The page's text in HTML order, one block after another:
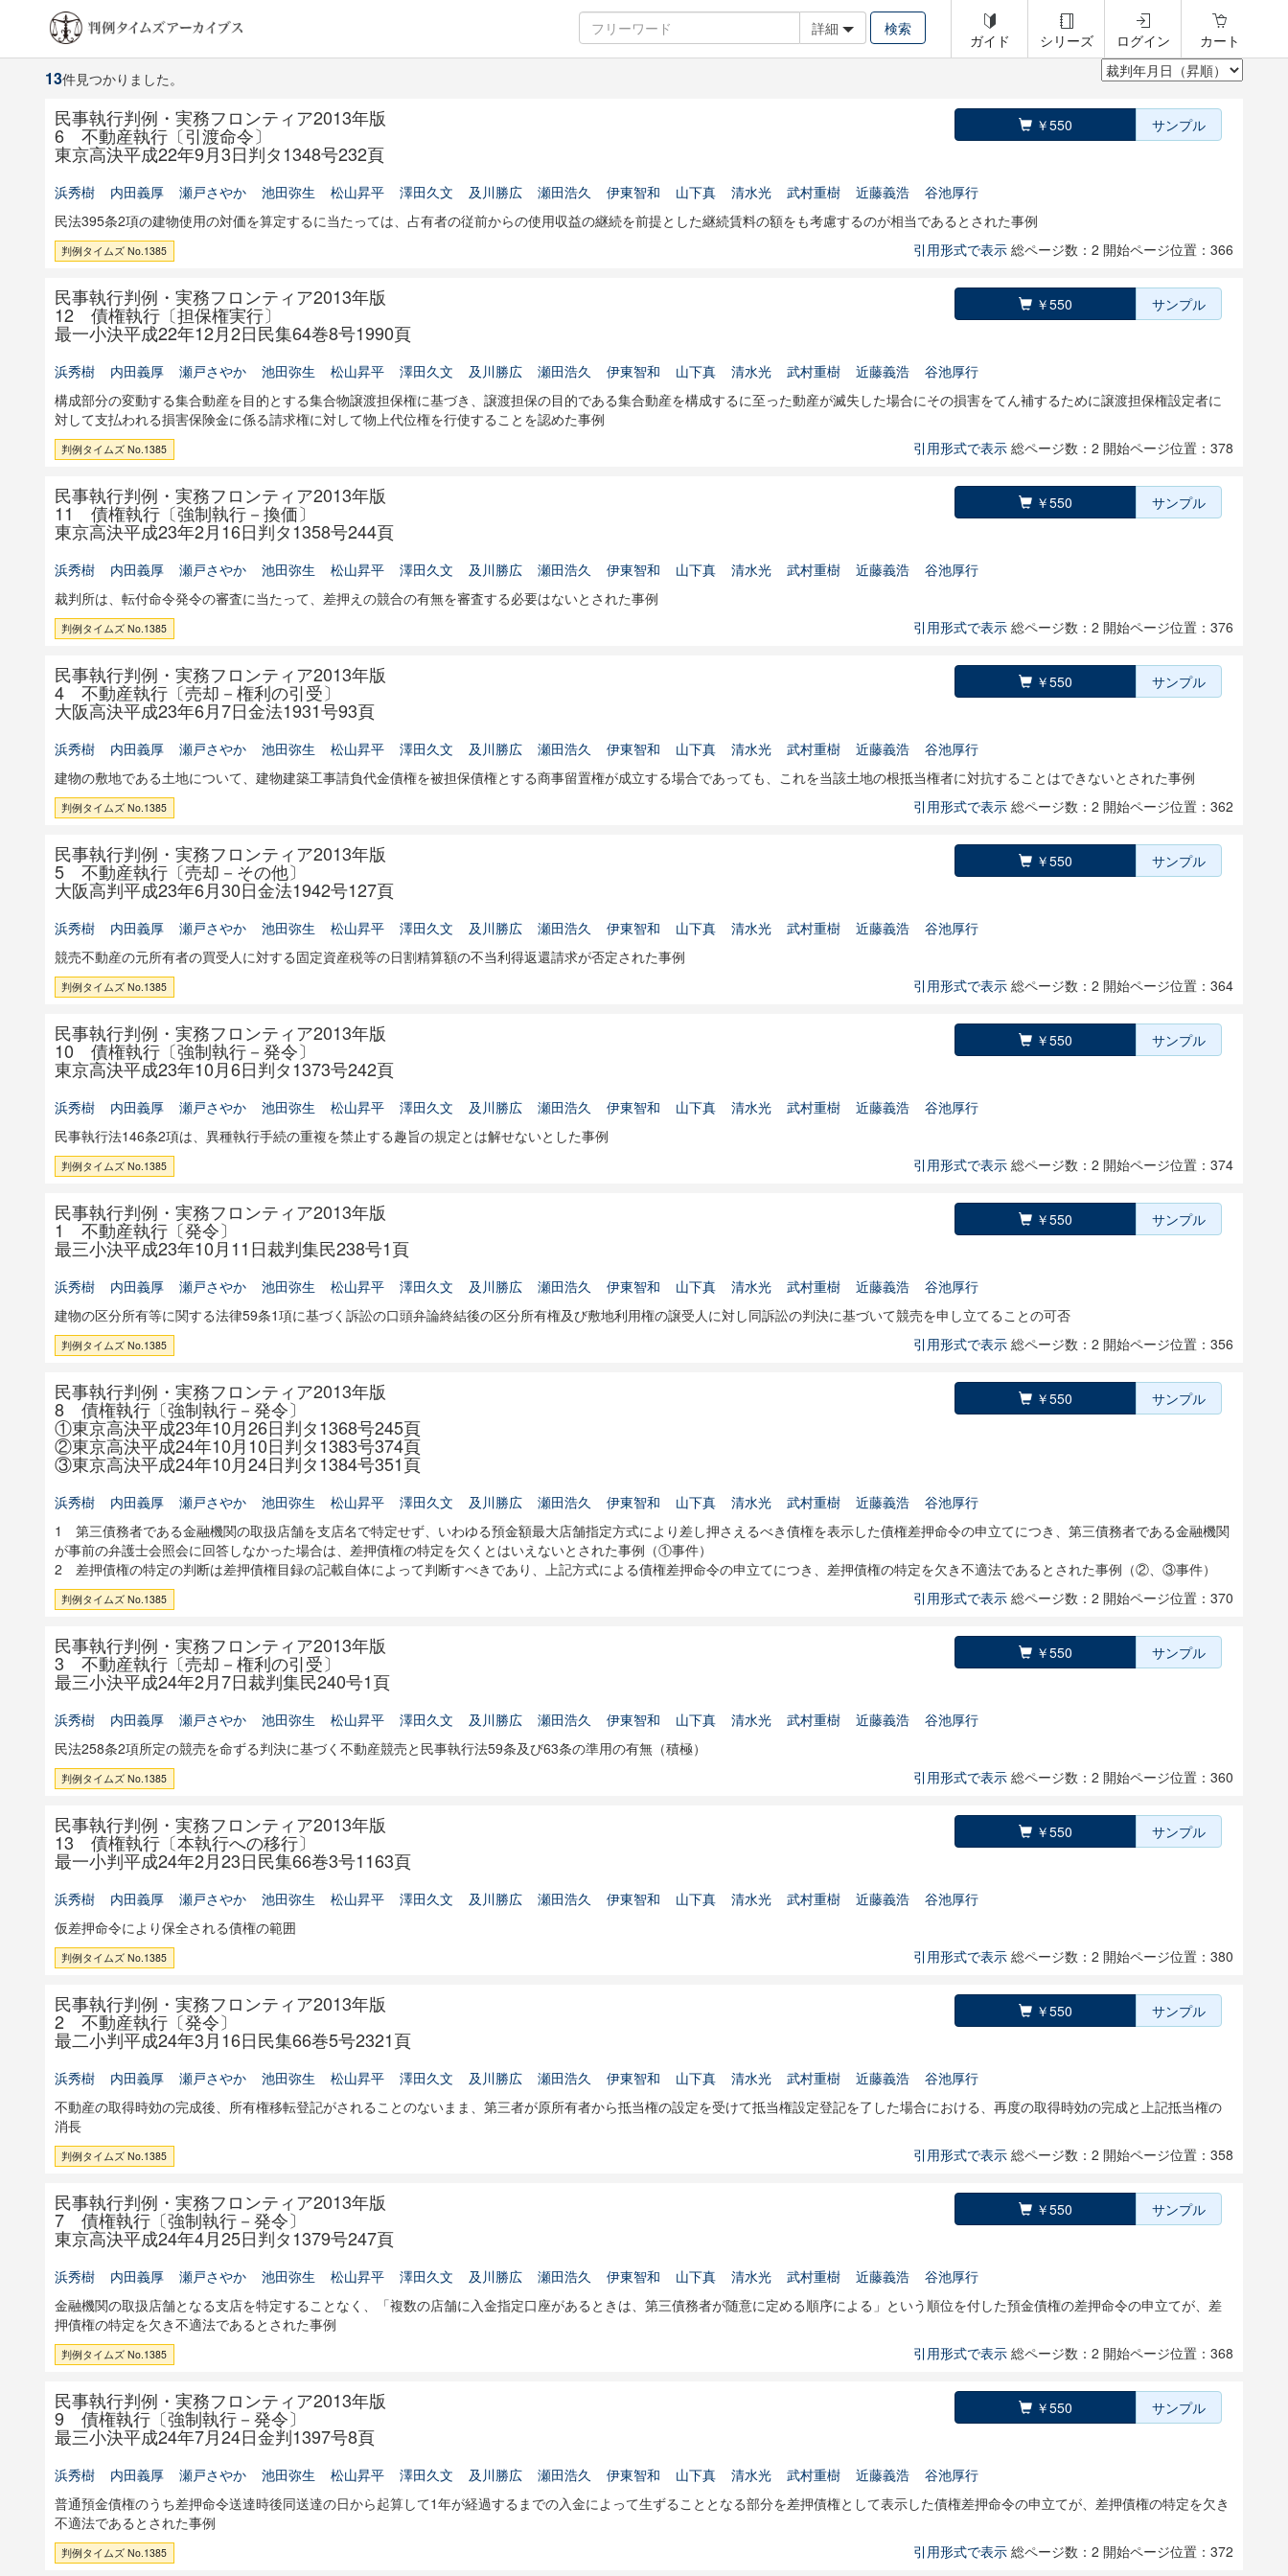
詳細
ガイド シリーズ ログイン カート
13件見つかりました。
民事執行判例・実務フロンティア2013年版
6 不動産執行〔引渡命令〕
東京高決平成22年9月3日判タ1348号232頁
￥550 サンプル
浜秀樹 内田義厚 瀬戸さやか 池田弥生 松山昇平 澤田久文 及川勝広 瀬田浩久 伊東智和 山下真 清水光 武村重樹 近藤義浩
谷池厚行
民法395条2項の建物使用の対価を算定するに当たっては、占有者の従前からの使用収益の継続を前提とした継続賃料の額をも考慮するのが相当であるとされた事例
判例タイムズ No.1385 引用形式で表示 総ページ数：2 開始ページ位置：366
民事執行判例・実務フロンティア2013年版
12 債権執行〔担保権実行〕
最一小決平成22年12月2日民集64巻8号1990頁
￥550 サンプル
浜秀樹 内田義厚 瀬戸さやか 池田弥生 松山昇平 澤田久文 及川勝広 瀬田浩久 伊東智和 山下真 清水光 武村重樹 近藤義浩
谷池厚行
構成部分の変動する集合動産を目的とする集合物譲渡担保権に基づき、譲渡担保の目的である集合動産を構成するに至った動産が滅失した場合にその損害をてん補するために譲渡担保権設定者に
対して支払われる損害保険金に係る請求権に対して物上代位権を行使することを認めた事例
判例タイムズ No.1385 引用形式で表示 総ページ数：2 開始ページ位置：378
民事執行判例・実務フロンティア2013年版
11 債権執行〔強制執行－換価〕
東京高決平成23年2月16日判タ1358号244頁
￥550 サンプル
浜秀樹 内田義厚 瀬戸さやか 池田弥生 松山昇平 澤田久文 及川勝広 瀬田浩久 伊東智和 山下真 清水光 武村重樹 近藤義浩
谷池厚行
裁判所は、転付命令発令の審査に当たって、差押えの競合の有無を審査する必要はないとされた事例
判例タイムズ No.1385 引用形式で表示 総ページ数：2 開始ページ位置：376
民事執行判例・実務フロンティア2013年版
4 不動産執行〔売却－権利の引受〕
大阪高決平成23年6月7日金法1931号93頁
￥550 サンプル
浜秀樹 内田義厚 瀬戸さやか 池田弥生 松山昇平 澤田久文 及川勝広 瀬田浩久 伊東智和 山下真 清水光 武村重樹 近藤義浩
谷池厚行
建物の敷地である土地について、建物建築工事請負代金債権を被担保債権とする商事留置権が成立する場合であっても、これを当該土地の根抵当権者に対抗することはできないとされた事例
判例タイムズ No.1385 引用形式で表示 総ページ数：2 開始ページ位置：362
民事執行判例・実務フロンティア2013年版
5 不動産執行〔売却－その他〕
大阪高判平成23年6月30日金法1942号127頁
￥550 サンプル
浜秀樹 内田義厚 瀬戸さやか 池田弥生 松山昇平 澤田久文 及川勝広 瀬田浩久 伊東智和 山下真 清水光 武村重樹 近藤義浩
谷池厚行
競売不動産の元所有者の買受人に対する固定資産税等の日割精算額の不当利得返還請求が否定された事例
判例タイムズ No.1385 引用形式で表示 総ページ数：2 開始ページ位置：364
民事執行判例・実務フロンティア2013年版
10 債権執行〔強制執行－発令〕
東京高決平成23年10月6日判タ1373号242頁
￥550 サンプル
浜秀樹 内田義厚 瀬戸さやか 池田弥生 松山昇平 澤田久文 及川勝広 瀬田浩久 伊東智和 山下真 清水光 武村重樹 近藤義浩
谷池厚行
民事執行法146条2項は、異種執行手続の重複を禁止する趣旨の規定とは解せないとした事例
判例タイムズ No.1385 引用形式で表示 総ページ数：2 開始ページ位置：374
民事執行判例・実務フロンティア2013年版
1 不動産執行〔発令〕
最三小決平成23年10月11日裁判集民238号1頁
￥550 サンプル
浜秀樹 内田義厚 瀬戸さやか 池田弥生 松山昇平 澤田久文 及川勝広 瀬田浩久 伊東智和 山下真 清水光 武村重樹 近藤義浩
谷池厚行
建物の区分所有等に関する法律59条1項に基づく訴訟の口頭弁論終結後の区分所有権及び敷地利用権の譲受人に対し同訴訟の判決に基づいて競売を申し立てることの可否
判例タイムズ No.1385 引用形式で表示 総ページ数：2 開始ページ位置：356
民事執行判例・実務フロンティア2013年版
8 債権執行〔強制執行－発令〕
①東京高決平成23年10月26日判タ1368号245頁
②東京高決平成24年10月10日判タ1383号374頁
③東京高決平成24年10月24日判タ1384号351頁
￥550 サンプル
浜秀樹 内田義厚 瀬戸さやか 池田弥生 松山昇平 澤田久文 及川勝広 瀬田浩久 伊東智和 山下真 清水光 武村重樹 近藤義浩
谷池厚行
1 第三債務者である金融機関の取扱店舗を支店名で特定せず、いわゆる預金額最大店舗指定方式により差し押さえるべき債権を表示した債権差押命令の申立てにつき、第三債務者である金融機関
が事前の弁護士会照会に回答しなかった場合は、差押債権の特定を欠くとはいえないとされた事例（①事件）
2 差押債権の特定の判断は差押債権目録の記載自体によって判断すべきであり、上記方式による債権差押命令の申立てにつき、差押債権の特定を欠き不適法であるとされた事例（②、③事件）
判例タイムズ No.1385 引用形式で表示 総ページ数：2 開始ページ位置：370
民事執行判例・実務フロンティア2013年版
3 不動産執行〔売却－権利の引受〕
最三小決平成24年2月7日裁判集民240号1頁
￥550 サンプル
浜秀樹 内田義厚 瀬戸さやか 池田弥生 松山昇平 澤田久文 及川勝広 瀬田浩久 伊東智和 山下真 清水光 武村重樹 近藤義浩
谷池厚行
民法258条2項所定の競売を命ずる判決に基づく不動産競売と民事執行法59条及び63条の準用の有無（積極）
判例タイムズ No.1385 引用形式で表示 総ページ数：2 開始ページ位置：360
民事執行判例・実務フロンティア2013年版
13 債権執行〔本執行への移行〕
最一小判平成24年2月23日民集66巻3号1163頁
￥550 サンプル
浜秀樹 内田義厚 瀬戸さやか 池田弥生 松山昇平 澤田久文 及川勝広 瀬田浩久 伊東智和 山下真 清水光 武村重樹 近藤義浩
谷池厚行
仮差押命令により保全される債権の範囲
判例タイムズ No.1385 引用形式で表示 総ページ数：2 開始ページ位置：380
民事執行判例・実務フロンティア2013年版
2 不動産執行〔発令〕
最二小判平成24年3月16日民集66巻5号2321頁
￥550 サンプル
浜秀樹 内田義厚 瀬戸さやか 池田弥生 松山昇平 澤田久文 及川勝広 瀬田浩久 伊東智和 山下真 清水光 武村重樹 近藤義浩
谷池厚行
不動産の取得時効の完成後、所有権移転登記がされることのないまま、第三者が原所有者から抵当権の設定を受けて抵当権設定登記を了した場合における、再度の取得時効の完成と上記抵当権の
消長
判例タイムズ No.1385 引用形式で表示 総ページ数：2 開始ページ位置：358
民事執行判例・実務フロンティア2013年版
7 債権執行〔強制執行－発令〕
東京高決平成24年4月25日判タ1379号247頁
￥550 サンプル
浜秀樹 内田義厚 瀬戸さやか 池田弥生 松山昇平 澤田久文 及川勝広 瀬田浩久 伊東智和 山下真 清水光 武村重樹 近藤義浩
谷池厚行
金融機関の取扱店舗となる支店を特定することなく、「複数の店舗に入金指定口座があるときは、第三債務者が随意に定める順序による」という順位を付した預金債権の差押命令の申立てが、差
押債権の特定を欠き不適法であるとされた事例
判例タイムズ No.1385 引用形式で表示 総ページ数：2 開始ページ位置：368
民事執行判例・実務フロンティア2013年版
9 債権執行〔強制執行－発令〕
最三小決平成24年7月24日金判1397号8頁
￥550 サンプル
浜秀樹 内田義厚 瀬戸さやか 池田弥生 松山昇平 澤田久文 及川勝広 瀬田浩久 伊東智和 山下真 清水光 武村重樹 近藤義浩
谷池厚行
普通預金債権のうち差押命令送達時後同送達の日から起算して1年が経過するまでの入金によって生ずることとなる部分を差押債権として表示した債権差押命令の申立てが、差押債権の特定を欠き
不適法であるとされた事例
判例タイムズ No.1385 引用形式で表示 総ページ数：2 開始ページ位置：372